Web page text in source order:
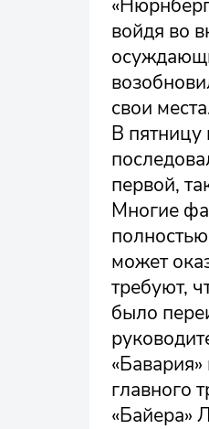
войдя во
свои
В пятницу
первой,
Многие
может
требуют,
было
главного
«Байера»